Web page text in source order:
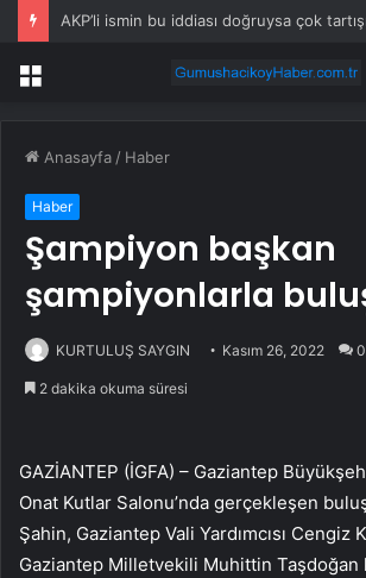
Menü
Anasayfa / Haber
Haber
Şampiyon başkan
şampiyonlarla
KURTULUŞ SAYGIN Kasım 26, 2022 0
2 dakika okuma süresi
GAZİANTEP (İGFA) – Gaziantep
Onat Kutlar Salonu’nda gerçekleşen
Şahin, Gaziantep Vali Yardımcısı Cengiz
Gaziantep Milletvekili Muhittin Taşdoğan